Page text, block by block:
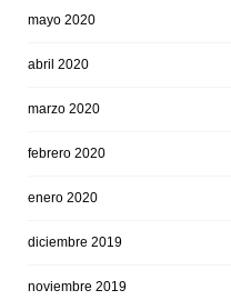
mayo 2020
abril 2020
marzo 2020
febrero 2020
enero 2020
diciembre 2019
noviembre 2019